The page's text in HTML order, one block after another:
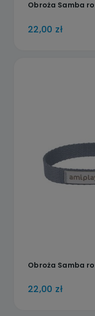
Obroża Samba
22,00 zł
Obroża Samba
22,00 zł